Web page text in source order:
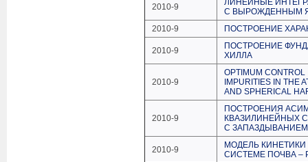
2010-9
ЛИНЕЙНЫЕ
С ВЫРОЖДЕННЫМ
2010-9
ПОСТРОЕНИЕ
2010-9
ПОСТРОЕНИЕ
ХИЛЛА
2010-9
OPTIMUM CONTROL
IMPURITIES IN THE
AND SPHERICAL
2010-9
ПОСТРОЕНИЯ
КВАЗИЛИНЕЙНЫХ
С ЗАПАЗДЫВАНИЕМ
2010-9
МОДЕЛЬ
СИСТЕМЕ ПОЧВА –